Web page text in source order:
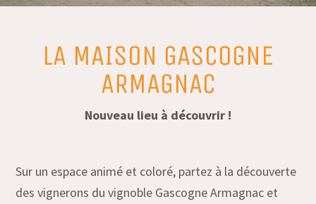
LA MAISON GASCOGNE
ARMAGNAC
Nouveau lieu à découvrir !
Sur un espace animé et coloré, partez à la découverte
des vignerons du vignoble Gascogne Armagnac et